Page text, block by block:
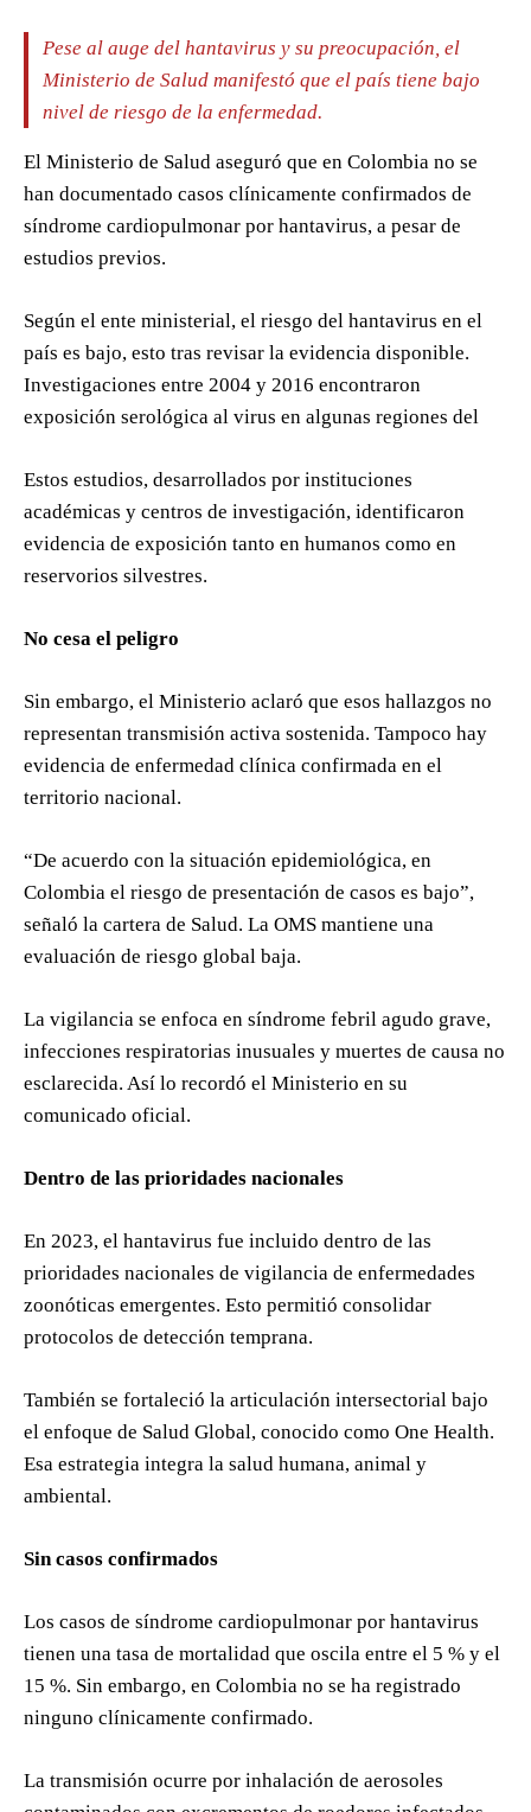
Pese al auge del hantavirus y su preocupación, el
Ministerio de Salud manifestó que el país tiene bajo
nivel de riesgo de la enfermedad.
El Ministerio de Salud aseguró que en Colombia no se
han documentado casos clínicamente confirmados de
síndrome cardiopulmonar por hantavirus, a pesar de
estudios previos.
Según el ente ministerial, el riesgo del hantavirus en el
país es bajo, esto tras revisar la evidencia disponible.
Investigaciones entre 2004 y 2016 encontraron
exposición serológica al virus en algunas regiones del
Estos estudios, desarrollados por instituciones
académicas y centros de investigación, identificaron
evidencia de exposición tanto en humanos como en
reservorios silvestres.
No cesa el peligro
Sin embargo, el Ministerio aclaró que esos hallazgos no
representan transmisión activa sostenida. Tampoco hay
evidencia de enfermedad clínica confirmada en el
territorio nacional.
“De acuerdo con la situación epidemiológica, en
Colombia el riesgo de presentación de casos es bajo”,
señaló la cartera de Salud. La OMS mantiene una
evaluación de riesgo global baja.
La vigilancia se enfoca en síndrome febril agudo grave,
infecciones respiratorias inusuales y muertes de causa no
esclarecida. Así lo recordó el Ministerio en su
comunicado oficial.
Dentro de las prioridades nacionales
En 2023, el hantavirus fue incluido dentro de las
prioridades nacionales de vigilancia de enfermedades
zoonóticas emergentes. Esto permitió consolidar
protocolos de detección temprana.
También se fortaleció la articulación intersectorial bajo
el enfoque de Salud Global, conocido como One Health.
Esa estrategia integra la salud humana, animal y
ambiental.
Sin casos confirmados
Los casos de síndrome cardiopulmonar por hantavirus
tienen una tasa de mortalidad que oscila entre el 5 % y el
15 %. Sin embargo, en Colombia no se ha registrado
ninguno clínicamente confirmado.
La transmisión ocurre por inhalación de aerosoles